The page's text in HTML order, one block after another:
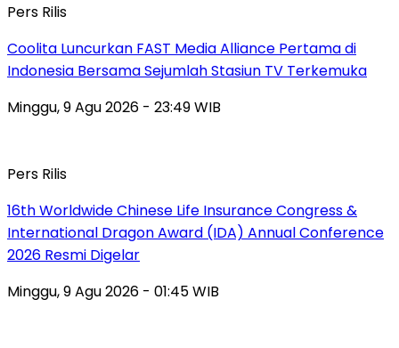
Pers Rilis
Coolita Luncurkan FAST Media Alliance Pertama di
Indonesia Bersama Sejumlah Stasiun TV Terkemuka
Minggu, 9 Agu 2026 - 23:49 WIB
Pers Rilis
16th Worldwide Chinese Life Insurance Congress &
International Dragon Award (IDA) Annual Conference
2026 Resmi Digelar
Minggu, 9 Agu 2026 - 01:45 WIB